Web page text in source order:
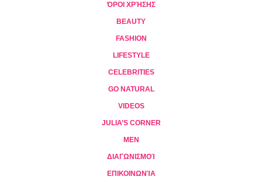
ΌΡΟΙ ΧΡΉΣΗΣ
BEAUTY
FASHION
LIFESTYLE
CELEBRITIES
GO NATURAL
VIDEOS
JULIA’S CORNER
MEN
ΔΙΑΓΩΝΙΣΜΟΊ
ΕΠΙΚΟΙΝΩΝΊΑ